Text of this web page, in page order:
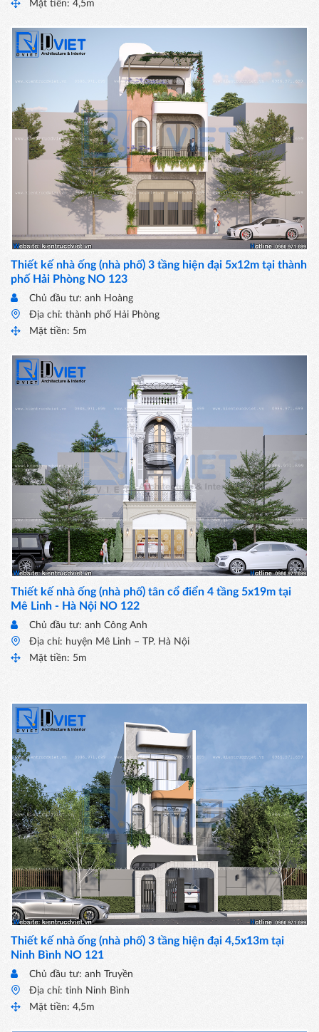
Mặt tiền: 4,5m
Thiết kế nhà ống (nhà phố) 3 tầng hiện đại 5x12m tại thành
phố Hải Phòng NO 123
Chủ đầu tư: anh Hoàng
Địa chỉ: thành phố Hải Phòng
Mặt tiền: 5m
Thiết kế nhà ống (nhà phố) tân cổ điển 4 tầng 5x19m tại
Mê Linh - Hà Nội NO 122
Chủ đầu tư: anh Công Anh
Địa chỉ: huyện Mê Linh – TP. Hà Nội
Mặt tiền: 5m
Thiết kế nhà ống (nhà phố) 3 tầng hiện đại 4,5x13m tại
Ninh Bình NO 121
Chủ đầu tư: anh Truyền
Địa chỉ: tỉnh Ninh Bình
Mặt tiền: 4,5m